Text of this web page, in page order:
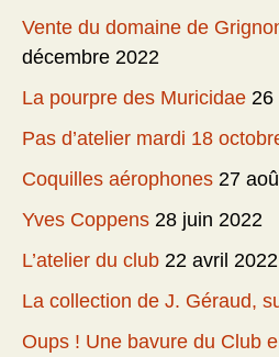
Vente du domaine de
décembre 2022
La pourpre des Muricidae 26
Pas d’atelier mardi 18
Coquilles aérophones 27
Yves Coppens 28 juin 2022
L’atelier du club 22 avril 2022
La collection de J. Géraud,
Oups ! Une bavure du Club